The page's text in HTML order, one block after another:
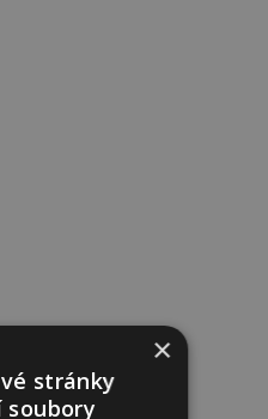
×
stránky
soubory